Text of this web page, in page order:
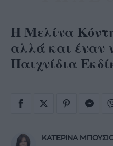
Η Μελίνα
αλλά και έναν
Παιχνίδια
ΚΑΤΕΡΙΝΑ